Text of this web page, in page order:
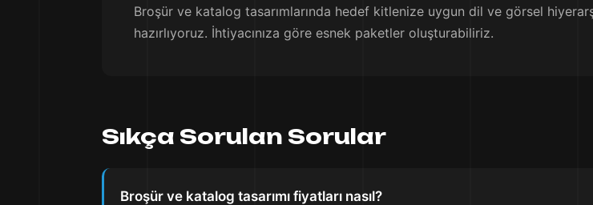
Broşür ve katalog tasarımlarında hedef kitlenize uygun dil ve görsel
hazırlıyoruz. İhtiyacınıza göre esnek paketler oluşturabiliriz.
Sıkça Sorulan Sorular
Broşür ve katalog tasarımı fiyatları nasıl?